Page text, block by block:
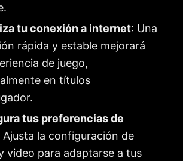
tu conexión a internet: Una
rápida y estable mejorará
de juego,
en títulos
tus preferencias de
Ajusta la configuración de
video para adaptarse a tus